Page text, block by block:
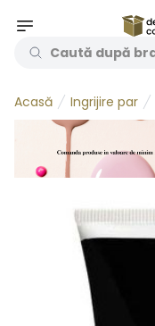
Acasă Ingrijire par